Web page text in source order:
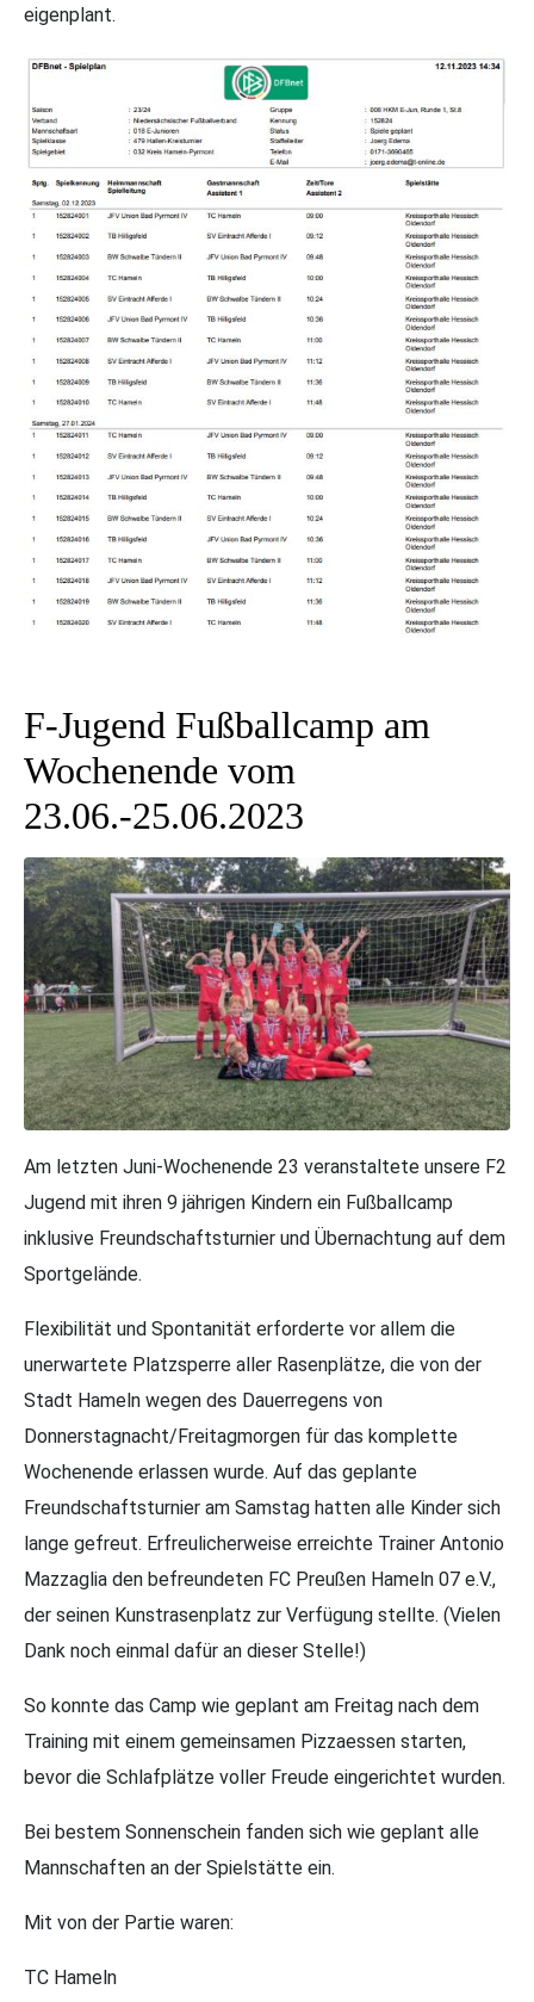
eigenplant.
F-Jugend Fußballcamp am
Wochenende vom
23.06.-25.06.2023
Am letzten Juni-Wochenende 23 veranstaltete unsere F2
Jugend mit ihren 9 jährigen Kindern ein Fußballcamp
inklusive Freundschaftsturnier und Übernachtung auf dem
Sportgelände.
Flexibilität und Spontanität erforderte vor allem die
unerwartete Platzsperre aller Rasenplätze, die von der
Stadt Hameln wegen des Dauerregens von
Donnerstagnacht/Freitagmorgen für das komplette
Wochenende erlassen wurde. Auf das geplante
Freundschaftsturnier am Samstag hatten alle Kinder sich
lange gefreut. Erfreulicherweise erreichte Trainer Antonio
Mazzaglia den befreundeten FC Preußen Hameln 07 e.V.,
der seinen Kunstrasenplatz zur Verfügung stellte. (Vielen
Dank noch einmal dafür an dieser Stelle!)
So konnte das Camp wie geplant am Freitag nach dem
Training mit einem gemeinsamen Pizzaessen starten,
bevor die Schlafplätze voller Freude eingerichtet wurden.
Bei bestem Sonnenschein fanden sich wie geplant alle
Mannschaften an der Spielstätte ein.
Mit von der Partie waren:
TC Hameln